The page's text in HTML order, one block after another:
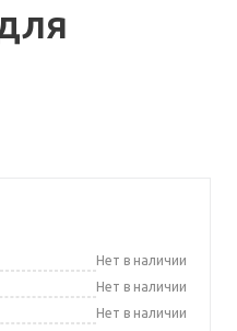
Нет в наличии
Нет в наличии
Нет в наличии